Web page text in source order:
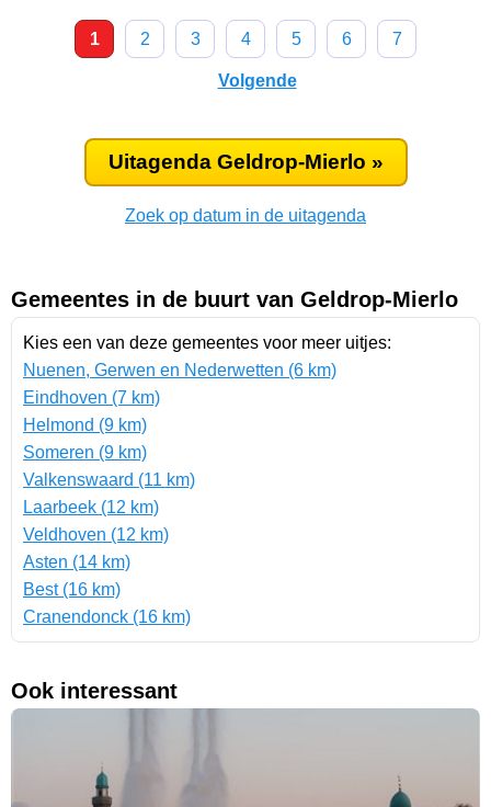
1 2 3 4 5 6 7
Volgende
Uitagenda Geldrop-Mierlo »
Zoek op datum in de uitagenda
Gemeentes in de buurt van Geldrop-Mierlo
Kies een van deze gemeentes voor meer uitjes:
Nuenen, Gerwen en Nederwetten (6 km)
Eindhoven (7 km)
Helmond (9 km)
Someren (9 km)
Valkenswaard (11 km)
Laarbeek (12 km)
Veldhoven (12 km)
Asten (14 km)
Best (16 km)
Cranendonck (16 km)
Ook interessant